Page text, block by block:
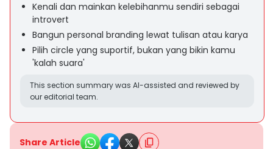
Kenali dan mainkan kelebihanmu sendiri sebagai
introvert
Bangun personal branding lewat tulisan atau karya
Pilih circle yang suportif, bukan yang bikin kamu
'kalah suara'
This section summary was AI-assisted and reviewed by
our editorial team.
Share Article